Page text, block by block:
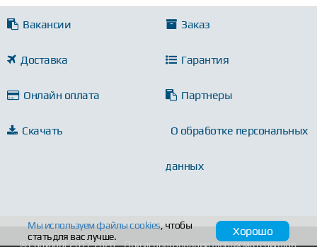
Вакансии Заказ
Доставка Гарантия
Онлайн оплата Партнеры
Скачать О обработке персональных
данных
© Copyright 2017-2026 При использовании любых материалов
Мы используем файлыcookies, чтобы
стать для вас лучше.
Хорошо